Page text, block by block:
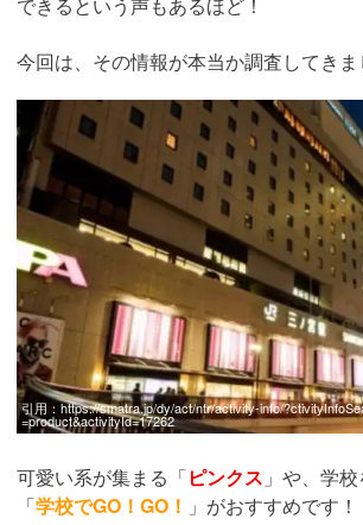
できるという声もあるほど！
今回は、その情報が本当か調査してきま
引用：https://smatra.jp/dy/act/ntr/activity-info/
=product&activityId=17262
可愛い系が集まる「ピンクス 」や、学
「学校でGO！GO！ 」がおすすめです！